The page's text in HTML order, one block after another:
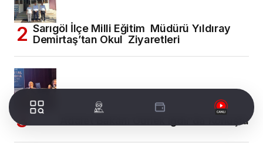
Sarıgöl İlçe Milli Eğitim Müdürü Yıldıray
Demirtaş’tan Okul Ziyaretleri
Adalet Bakanı Gürlek Iğdır’da Konuştu